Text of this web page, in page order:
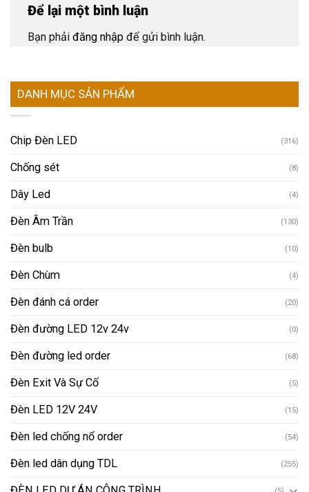
Để lại một bình luận
Bạn phải đăng nhập để gửi bình luận.
DANH MỤC SẢN PHẨM
Chip Đèn LED (316)
Chống sét (8)
Dây Led (4)
Đèn Âm Trần (130)
Đèn bulb (10)
Đèn Chùm (4)
Đèn đánh cá order (20)
Đèn đường LED 12v 24v (0)
Đèn đường led order (68)
Đèn Exit Và Sự Cố (5)
Đèn LED 12V 24V (15)
Đèn led chống nổ order (54)
Đèn led dân dụng TDL (255)